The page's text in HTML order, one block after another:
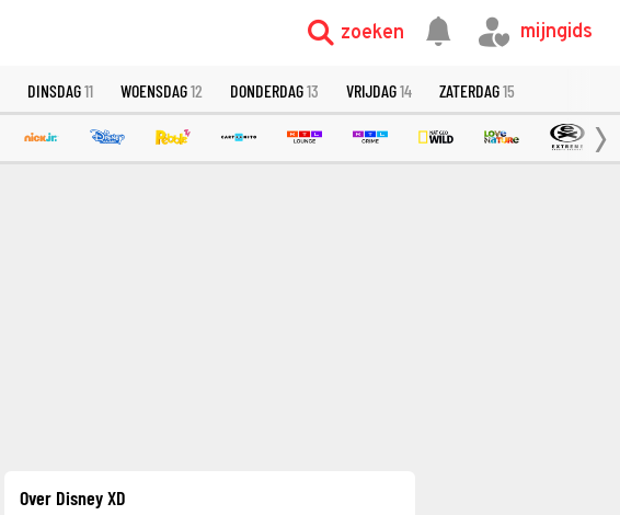
zoeken mijngids
DINSDAG11 WOENSDAG12 DONDERDAG13 VRIJDAG14 ZATERDAG15
Over Disney XD